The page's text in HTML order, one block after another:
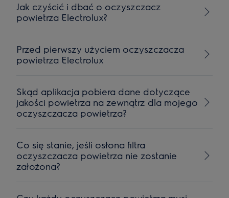
Jak czyścić i dbać o oczyszczacz
powietrza Electrolux?
Przed pierwszy użyciem oczyszczacza
powietrza Electrolux
Skąd aplikacja pobiera dane dotyczące
jakości powietrza na zewnątrz dla mojego
oczyszczacza powietrza?
Co się stanie, jeśli osłona filtra
oczyszczacza powietrza nie zostanie
założona?